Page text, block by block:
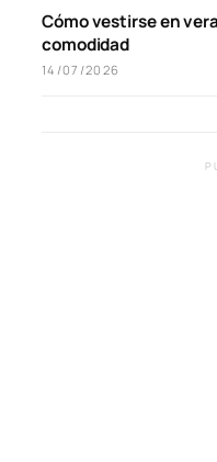
Cómo vestirse en
comodidad
14/07/2026